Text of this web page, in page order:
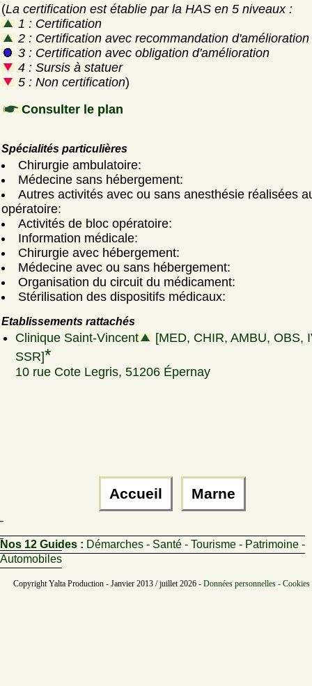
(La certification est établie par la HAS en 5 niveaux :
1 : Certification
2 : Certification avec recommandation d'amélioration
3 : Certification avec obligation d'amélioration
4 : Sursis à statuer
5 : Non certification)
Consulter le plan
Spécialités particulières
Chirurgie ambulatoire:
Médecine sans hébergement:
Autres activités avec ou sans anesthésie réalisées
opératoire:
Activités de bloc opératoire:
Information médicale:
Chirurgie avec hébergement:
Médecine avec ou sans hébergement:
Organisation du circuit du médicament:
Stérilisation des dispositifs médicaux:
Etablissements rattachés
Clinique Saint-Vincent
[MED, CHIR, AMBU, OBS,
SSR]*
10 rue Cote Legris, 51206 Épernay
Accueil Marne
Nos 12 Guides : Démarches - Santé - Tourisme - Patrimoine -
Automobiles
Copyright Yalta Production - Janvier 2013 / juillet 2026 - Données personnelles -